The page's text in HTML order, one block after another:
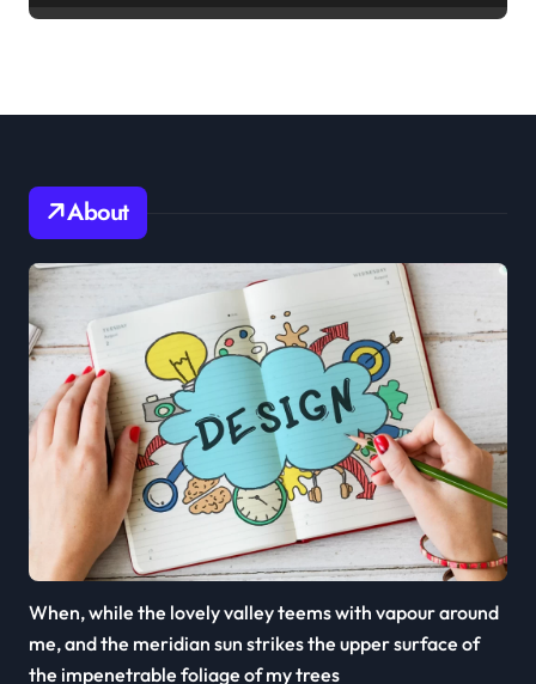
About
When, while the lovely valley teems with vapour around
me, and the meridian sun strikes the upper surface of
the impenetrable foliage of my trees